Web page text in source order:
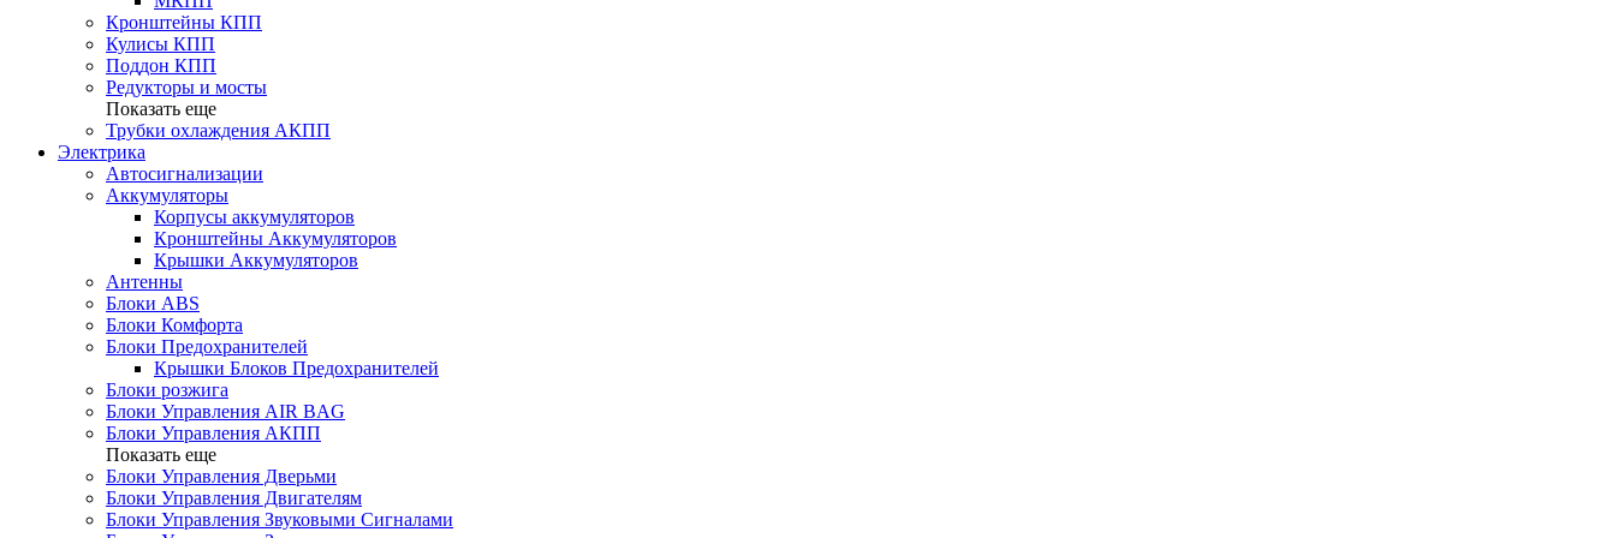
Кронштейны КПП
Кулисы КПП
Поддон КПП
Редукторы и мосты
Показать еще
Трубки охлаждения АКПП
Электрика
Автосигнализации
Аккумуляторы
Корпусы аккумуляторов
Кронштейны Аккумуляторов
Крышки Аккумуляторов
Антенны
Блоки ABS
Блоки Комфорта
Блоки Предохранителей
Крышки Блоков Предохранителей
Блоки розжига
Блоки Управления AIR BAG
Блоки Управления АКПП
Показать еще
Блоки Управления Дверьми
Блоки Управления Двигателям
Блоки Управления Звуковыми Сигналами